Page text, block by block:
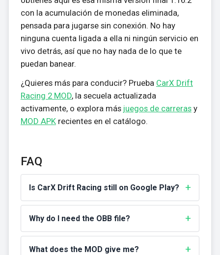
con la acumulación de monedas eliminada,
pensada para jugarse sin conexión. No hay
ninguna cuenta ligada a ella ni ningún servicio en
vivo detrás, así que no hay nada de lo que te
puedan banear.
¿Quieres más para conducir? Prueba CarX Drift
Racing 2 MOD, la secuela actualizada
activamente, o explora más juegos de carrerasy
MOD APKrecientes en el catálogo.
FAQ
Is CarX Drift Racing still on Google Play?
Why do I need the OBB file?
What does the MOD give me?